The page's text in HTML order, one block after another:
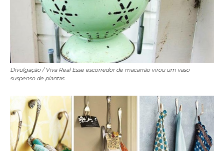
Divulgação / Viva RealEsse escorredor de macarrão virou um vaso
suspenso de plantas.